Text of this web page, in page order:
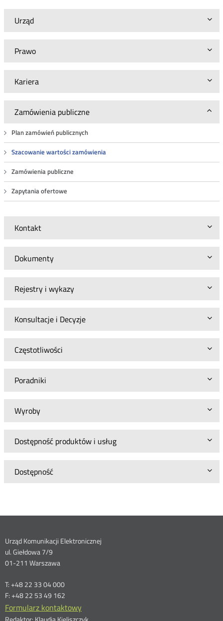
Urząd
Prawo
Kariera
Zamówienia publiczne
Plan zamówień publicznych
Szacowanie wartości zamówienia
Zamówienia publiczne
Zapytania ofertowe
Kontakt
Dokumenty
Rejestry i wykazy
Konsultacje i Decyzje
Częstotliwości
Poradniki
Wyroby
Dostępność produktów i usług
Dostępność
Dane
kontaktowe
Urząd Komunikacji Elektronicznej
ul. Giełdowa 7/9
01-211 Warszawa
T: +48 22 33 04 000
F: +48 22 53 49 162
Formularz kontaktowy